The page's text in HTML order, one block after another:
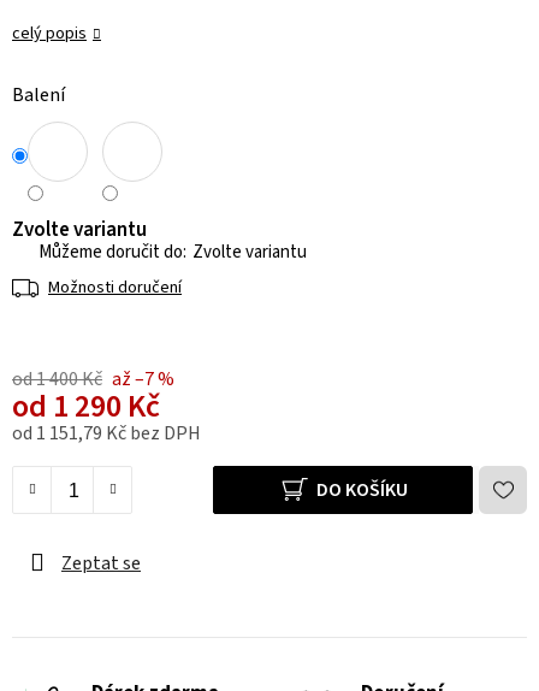
celý popis
Balení
Zvolte variantu
Zvolte variantu
Možnosti doručení
od 1 400 Kč až –7 %
od 1 290 Kč
od 1 151,79 Kčbez DPH
DO KOŠÍKU
Zeptat se